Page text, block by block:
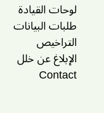
لوحات القيادة
طلبات البيانات
التراخيص
الإبلاغ عن خلل
Contact